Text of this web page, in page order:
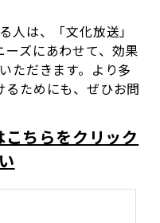
人は、「文化放送」
ズにあわせて、効果
ただきます。より多
るためにも、ぜひお問
ちらをクリック